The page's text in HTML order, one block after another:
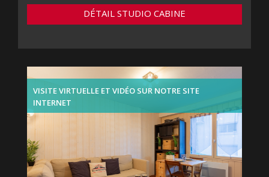
DÉTAIL STUDIO CABINE
VISITE VIRTUELLE ET VIDÉO SUR NOTRE SITE
INTERNET